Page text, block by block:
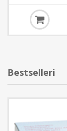
Bestselleri